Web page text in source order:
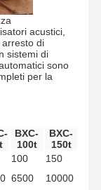
Notizie
acustici,
di
sistemi di
sono
per la
BXC-
100t
BXC-
150t
100
150
6500
10000